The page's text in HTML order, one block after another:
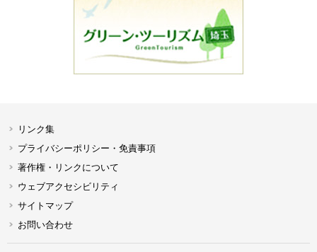
リンク集
プライバシーポリシー・免責事項
著作権・リンクについて
ウェブアクセシビリティ
サイトマップ
お問い合わせ